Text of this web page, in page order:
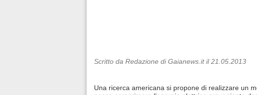
Scritto da Redazione di Gaianews.it il 21.05.2013
Una ricerca americana si propone di realizzare un